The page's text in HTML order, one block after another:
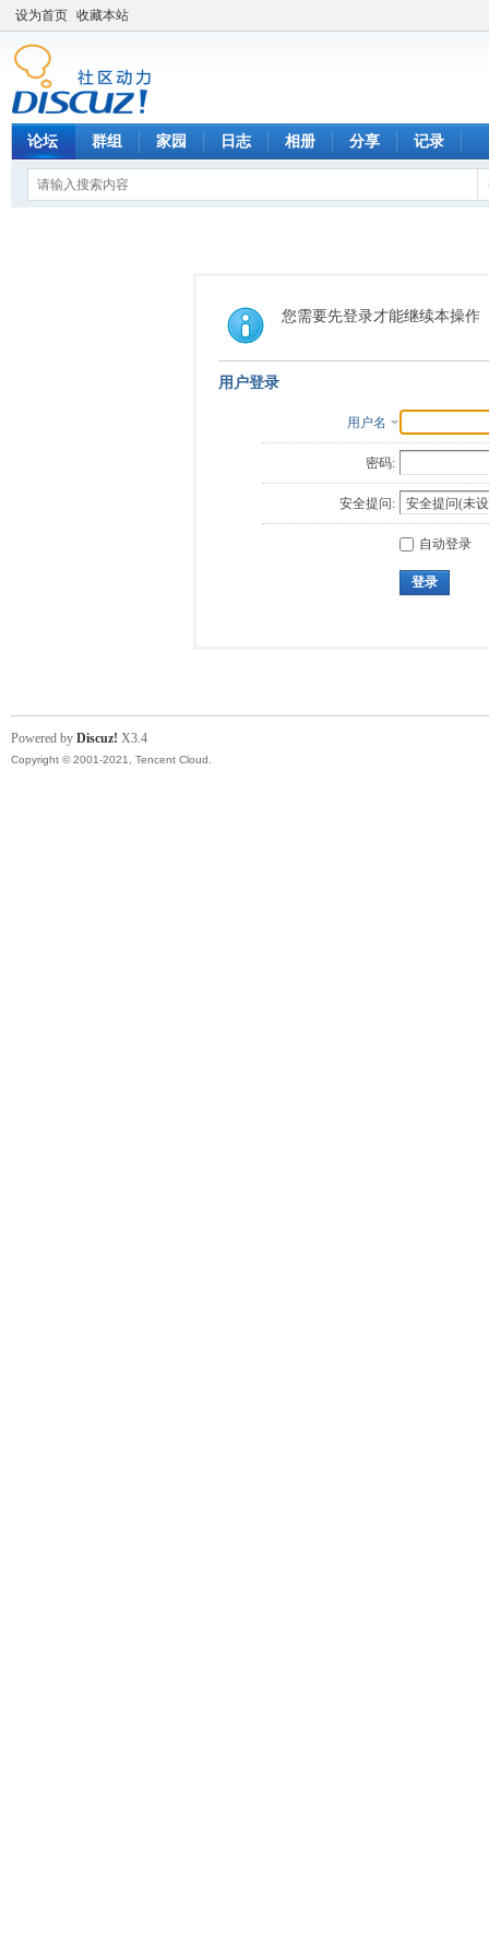
设为首页 收藏本站
论坛 群组 家园 日志 相册 分享 记录
您需要先登录才能继续本操作
用户登录
用户名
密码:
安全提问:
自动登录
登录
Powered by Discuz! X3.4
Copyright © 2001-2021, Tencent Cloud.